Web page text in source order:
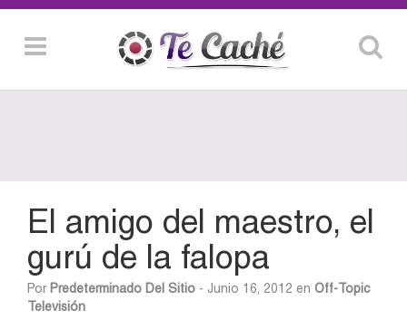
El amigo del maestro, el
gurú de la falopa
Por Predeterminado Del Sitio - Junio 16, 2012 en Off-Topic
Televisión